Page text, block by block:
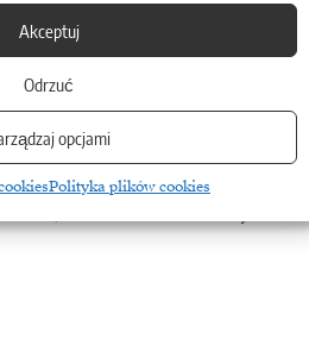
Akceptuj
Odrzuć
opcjami
Polityka plików cookies
jest już globalnie dostępny
wsparcie sprzedaży i wsparcie